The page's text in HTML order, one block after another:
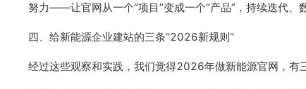
努力——让官网从一个“项目”变成一个“产品”，持续迭代、
四、给新能源企业建站的三条“2026新规则”
经过这些观察和实践，我们觉得2026年做新能源官网，有